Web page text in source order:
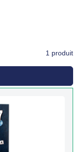
1 produit